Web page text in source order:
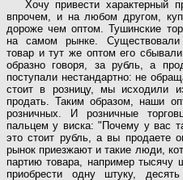
Хочу привести характерный
впрочем, и на любом другoм,
дороже чем оптом. Тушинские
на самом рынке. Существовали
товар и тут же оптом его
образно говоря, за рубль, а
поступали нестандартно: не
стоит в розницу, мы исходили
продать. Таким образом, наши
розничных. И розничные
пальцем у виска: "Почему у вас
это стоит рубль, а вы продаете
рынок приезжают и такие люди,
партию товара, например тысячу
приобрести одну штуку,